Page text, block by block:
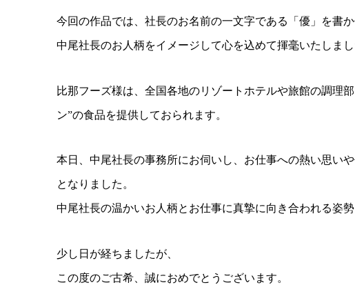
今回の作品では、社長のお名前の一文字である「優」を書
中尾社長のお人柄をイメージして心を込めて揮毫いたしまし
比那フーズ様は、全国各地のリゾートホテルや旅館の調理
ン”の食品を提供しておられます。
本日、中尾社長の事務所にお伺いし、お仕事への熱い思い
となりました。
中尾社長の温かいお人柄とお仕事に真摯に向き合われる姿
少し日が経ちましたが、
この度のご古希、誠におめでとうございます。